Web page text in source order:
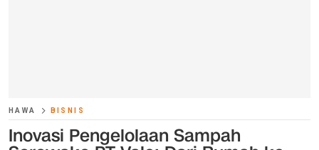
HAWA BISNIS
Inovasi Pengelolaan Sampah